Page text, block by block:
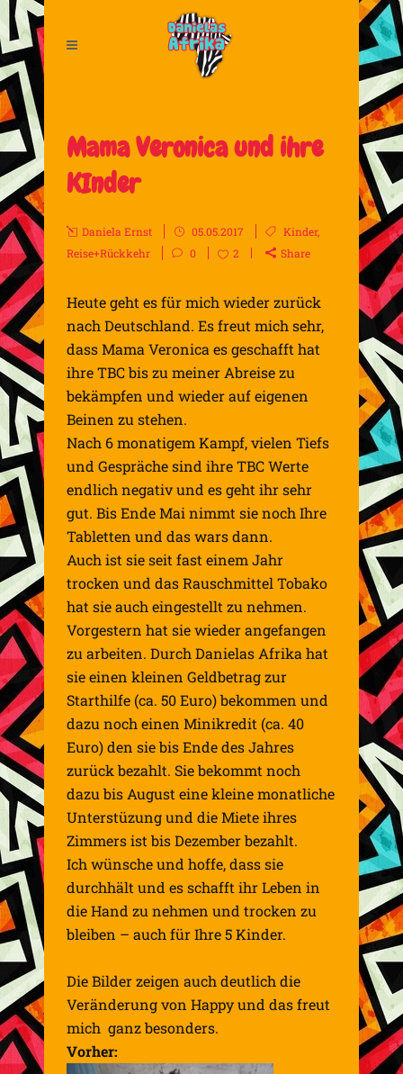
Mama Veronica und ihre
KInder
Daniela Ernst 05.05.2017 Kinder,
Reise+Rückkehr
0 2 Share
Heute geht es für mich wieder zurück
nach Deutschland. Es freut mich sehr,
dass Mama Veronica es geschafft hat
ihre TBC bis zu meiner Abreise zu
bekämpfen und wieder auf eigenen
Beinen zu stehen.
Nach 6 monatigem Kampf, vielen Tiefs
und Gespräche sind ihre TBC Werte
endlich negativ und es geht ihr sehr
gut. Bis Ende Mai nimmt sie noch Ihre
Tabletten und das wars dann.
Auch ist sie seit fast einem Jahr
trocken und das Rauschmittel Tobako
hat sie auch eingestellt zu nehmen.
Vorgestern hat sie wieder angefangen
zu arbeiten. Durch Danielas Afrika hat
sie einen kleinen Geldbetrag zur
Starthilfe (ca. 50 Euro) bekommen und
dazu noch einen Minikredit (ca. 40
Euro) den sie bis Ende des Jahres
zurück bezahlt. Sie bekommt noch
dazu bis August eine kleine monatliche
Unterstüzung und die Miete ihres
Zimmers ist bis Dezember bezahlt.
Ich wünsche und hoffe, dass sie
durchhält und es schafft ihr Leben in
die Hand zu nehmen und trocken zu
bleiben – auch für Ihre 5 Kinder.
Die Bilder zeigen auch deutlich die
Veränderung von Happy und das freut
mich ganz besonders.
Vorher: